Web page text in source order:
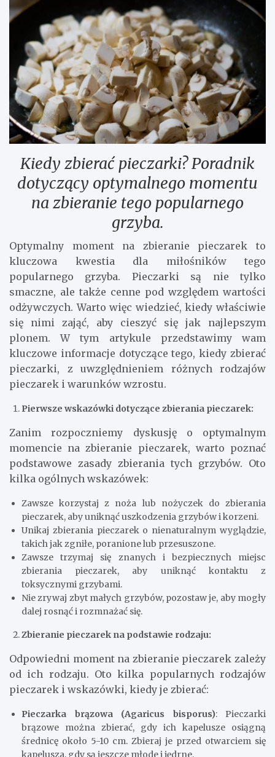
Kiedy zbierać pieczarki? Poradnik
dotyczący optymalnego momentu
na zbieranie tego popularnego
grzyba.
Optymalny moment na zbieranie pieczarek to
kluczowa kwestia dla miłośników tego
popularnego grzyba. Pieczarki są nie tylko
smaczne, ale także cenne pod względem wartości
odżywczych. Warto więc wiedzieć, kiedy właściwie
się nimi zająć, aby cieszyć się jak najlepszym
plonem. W tym artykule przedstawimy wam
kluczowe informacje dotyczące tego, kiedy zbierać
pieczarki, z uwzględnieniem różnych rodzajów
pieczarek i warunków wzrostu.
Pierwsze wskazówki dotyczące zbierania pieczarek:
Zanim rozpoczniemy dyskusję o optymalnym
momencie na zbieranie pieczarek, warto poznać
podstawowe zasady zbierania tych grzybów. Oto
kilka ogólnych wskazówek:
Zawsze korzystaj z noża lub nożyczek do zbierania
pieczarek, aby uniknąć uszkodzenia grzybów i korzeni.
Unikaj zbierania pieczarek o nienaturalnym wyglądzie,
takich jak zgniłe, poranione lub przesuszone.
Zawsze trzymaj się znanych i bezpiecznych miejsc
zbierania pieczarek, aby uniknąć kontaktu z
toksycznymi grzybami.
Nie zrywaj zbyt małych grzybów, pozostaw je, aby mogły
dalej rosnąć i rozmnażać się.
Zbieranie pieczarek na podstawie rodzaju:
Odpowiedni moment na zbieranie pieczarek zależy
od ich rodzaju. Oto kilka popularnych rodzajów
pieczarek i wskazówki, kiedy je zbierać:
Pieczarka brązowa (Agaricus bisporus): Pieczarki
brązowe można zbierać, gdy ich kapelusze osiągną
średnicę około 5-10 cm. Zbieraj je przed otwarciem się
kapelusza, gdy są jeszcze młode i jędrne.